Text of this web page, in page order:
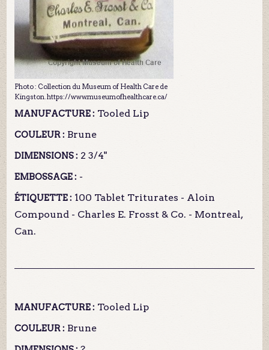
Photo : Collection du Museum of Health Care de
Kingston. https://www.museumofhealthcare.ca/
MANUFACTURE : Tooled Lip
COULEUR : Brune
DIMENSIONS : 2 3/4"
EMBOSSAGE : -
ÉTIQUETTE : 100 Tablet Triturates - Aloin
Compound - Charles E. Frosst & Co. - Montreal,
Can.
MANUFACTURE : Tooled Lip
COULEUR : Brune